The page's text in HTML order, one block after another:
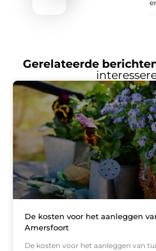
Gerelateerde
De kosten voor het aanleggen
Amersfoort
De kosten voor het aanleggen van